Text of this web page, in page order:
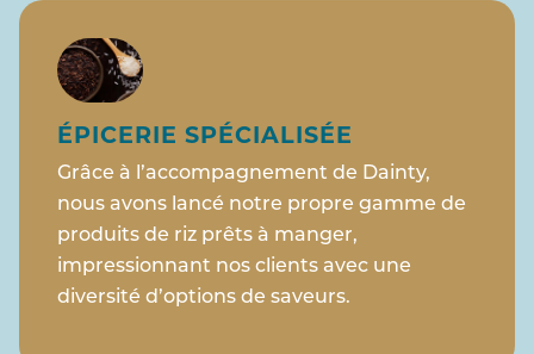
ÉPICERIE SPÉCIALISÉE
Grâce à l’accompagnement de Dainty,
nous avons lancé notre propre gamme de
produits de riz prêts à manger,
impressionnant nos clients avec une
diversité d’options de saveurs.